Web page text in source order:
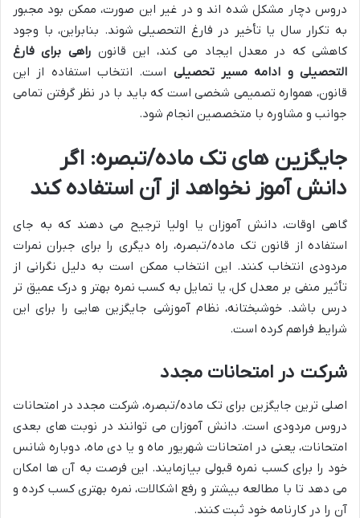
دروس دچار مشکل شده اند و در غیر این صورت، ممکن بود مجبور
به تکرار سال یا تأخیر در فارغ التحصیلی شوند. بنابراین، با وجود
کاهشی که در معدل ایجاد می کند، این قانون راهی برای فارغ
التحصیلی و ادامه مسیر تحصیلی است. انتخاب استفاده از این
قانون، همواره تصمیمی شخصی است که باید با در نظر گرفتن تمامی
جوانب و مشاوره با متخصصین انجام شود.
جایگزین های تک ماده/تبصره: اگر
دانش آموز نخواهد از آن استفاده کند
گاهی اوقات، دانش آموزان یا اولیا ترجیح می دهند که به جای
استفاده از قانون تک ماده/تبصره، راه دیگری را برای جبران نمرات
مردودی انتخاب کنند. این انتخاب ممکن است به دلیل نگرانی از
تأثیر منفی بر معدل کل، یا تمایل به کسب نمره بهتر و درک عمیق تر
درس باشد. خوشبختانه، نظام آموزشی جایگزین هایی را برای این
شرایط فراهم کرده است.
شرکت در امتحانات مجدد
اصلی ترین جایگزین برای تک ماده/تبصره، شرکت مجدد در امتحانات
دروس مردودی است. دانش آموزان می توانند در نوبت های بعدی
امتحانات، یعنی در امتحانات شهریور ماه و یا دی ماه، دوباره شانس
خود را برای کسب نمره قبولی بیازمایند. این فرصت به آن ها امکان
می دهد تا با مطالعه بیشتر و رفع اشکالات، نمره بهتری کسب کرده و
آن را در کارنامه خود ثبت کنند.